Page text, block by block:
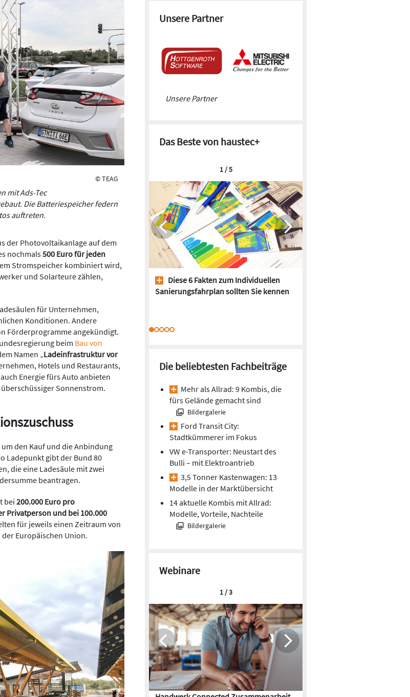
© TEAG
mit Ads-Tec
Die Batteriespeicher federn
auftreten.
der Photovoltaikanlage auf dem
nochmals500 Euro für jeden
Stromspeicher kombiniert wird,
und Solarteure zählen,
für Unternehmen,
Konditionen. Andere
Förderprogramme angekündigt.
beim Bau von
Namen „Ladeinfrastruktur vor
Hotels und Restaurants,
Energie fürs Auto anbieten
Sonnenstrom.
den Kauf und die Anbindung
Ladepunkt gibt der Bund 80
die eine Ladesäule mit zwei
beantragen.
bei 200.000 Euro pro
Privatperson und bei 100.000
für jeweils einen Zeitraum von
Europäischen Union.
Unsere Partner
Unsere Partner
Das Beste von haustec+
Diese 6 Fakten zum Individuellen
Sanierungsfahrplan sollten Sie kennen
1 / 5
Die beliebtesten Fachbeiträge
Mehr als Allrad: 9 Kombis, die
fürs Gelände gemacht sind
Bildergalerie
Ford Transit City:
Stadtkümmerer im Fokus
VW e-Transporter: Neustart des
Bulli – mit Elektroantrieb
3,5 Tonner Kastenwagen: 13
Modelle in der Marktübersicht
14 aktuelle Kombis mit Allrad:
Modelle, Vorteile, Nachteile
Bildergalerie
Webinare
1 / 3